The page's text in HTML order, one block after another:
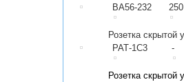
ВА56-232
Розетка скрытой
РАТ-1С3
-
Розетка скрытой